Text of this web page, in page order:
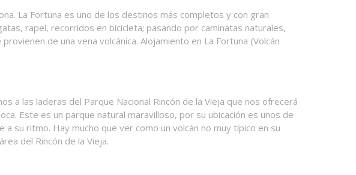
La Fortuna es uno de los destinos más completos y con gran
rapel, recorridos en bicicleta; pasando por caminatas naturales,
de una vena volcánica. Alojamiento en La Fortuna (Volcán
a las laderas del Parque Nacional Rincón de la Vieja que nos ofrecerá
Este es un parque natural maravilloso, por su ubicación es unos de
su ritmo. Hay mucho que ver como un volcán no muy típico en su
del Rincón de la Vieja.